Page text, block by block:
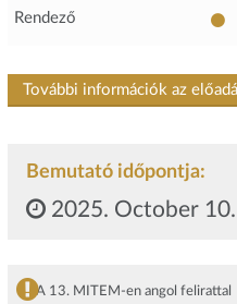
Rendező
További információk az
Bemutató időpontja:
2025. October 10.
A 13. MITEM-en angol felirattal